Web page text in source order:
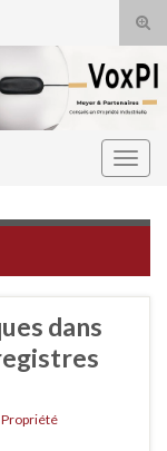
dans
Propriété